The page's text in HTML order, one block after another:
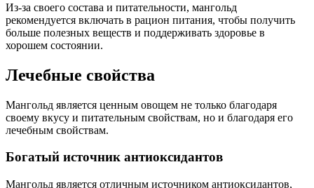
Из-за своего состава и питательности, мангольд
рекомендуется включать в рацион питания, чтобы получить
больше полезных веществ и поддерживать здоровье в
хорошем состоянии.
Лечебные свойства
Мангольд является ценным овощем не только благодаря
своему вкусу и питательным свойствам, но и благодаря его
лечебным свойствам.
Богатый источник антиоксидантов
Мангольд является отличным источником антиоксидантов,